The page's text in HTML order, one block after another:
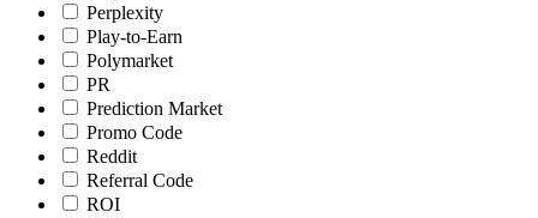
Perplexity
Play-to-Earn
Polymarket
PR
Prediction Market
Promo Code
Reddit
Referral Code
ROI